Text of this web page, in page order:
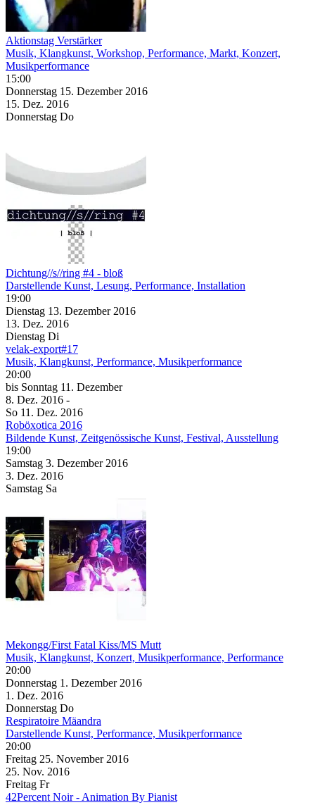
Aktionstag Verstärker
Musik, Klangkunst, Workshop, Performance, Markt, Konzert,
Musikperformance
15:00
Donnerstag 15. Dezember 2016
15. Dez. 2016
Donnerstag Do
Dichtung//s//ring #4 - bloß
Darstellende Kunst, Lesung, Performance, Installation
19:00
Dienstag 13. Dezember 2016
13. Dez. 2016
Dienstag Di
velak-export#17
Musik, Klangkunst, Performance, Musikperformance
20:00
bis Sonntag 11. Dezember
8. Dez. 2016 -
So 11. Dez. 2016
Roböxotica 2016
Bildende Kunst, Zeitgenössische Kunst, Festival, Ausstellung
19:00
Samstag 3. Dezember 2016
3. Dez. 2016
Samstag Sa
Mekongg/First Fatal Kiss/MS Mutt
Musik, Klangkunst, Konzert, Musikperformance, Performance
20:00
Donnerstag 1. Dezember 2016
1. Dez. 2016
Donnerstag Do
Respiratoire Mäandra
Darstellende Kunst, Performance, Musikperformance
20:00
Freitag 25. November 2016
25. Nov. 2016
Freitag Fr
42Percent Noir - Animation By Pianist